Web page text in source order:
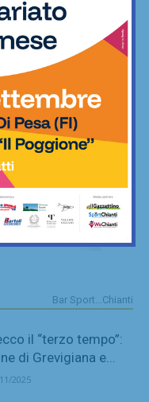
Bar Sport...Chianti
il “terzo tempo”:
di Grevigiana e...
2025